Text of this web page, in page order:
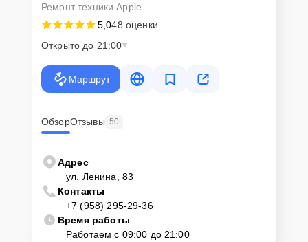
Ремонт техники Apple
5,048 оценки
Открыто до 21:00
Маршрут
ОбзорОтзывы 50
Адрес
ул. Ленина, 83
Контакты
+7 (958) 295-29-36
Время работы
Работаем с 09:00 до 21:00